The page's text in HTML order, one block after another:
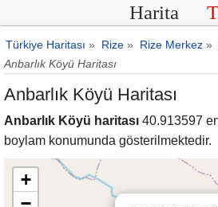
Harita
Türkiye Haritası » Rize » Rize Merkez »
Anbarlık Köyü Haritası
Anbarlık Köyü Haritası
Anbarlık Köyü haritası 40.913597
boylam konumunda gösterilmektedir.
+